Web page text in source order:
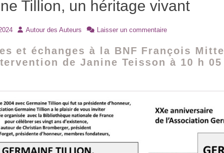
Tillion, un héritage vivant
Auteur
Autour des Auteurs Laisser un commentaire
et échanges à la BNF François
de Janine Teisson à 10 h 05